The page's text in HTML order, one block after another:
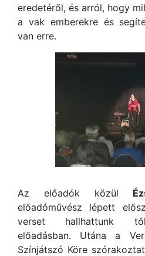
eredetéről, és arról, hogy
a vak emberekre és
van erre.
Az előadók közül
előadóművész lépett
verset hallhattunk
előadásban. Utána a
Színjátszó Köre